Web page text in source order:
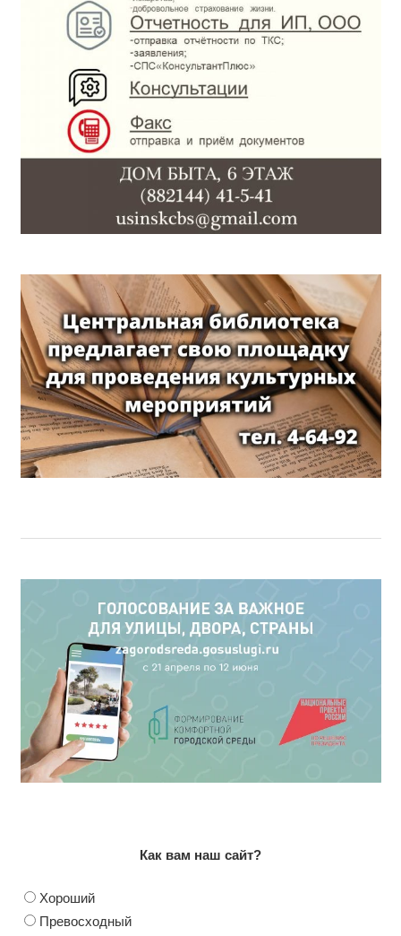
Как вам наш сайт?
Хороший
Превосходный